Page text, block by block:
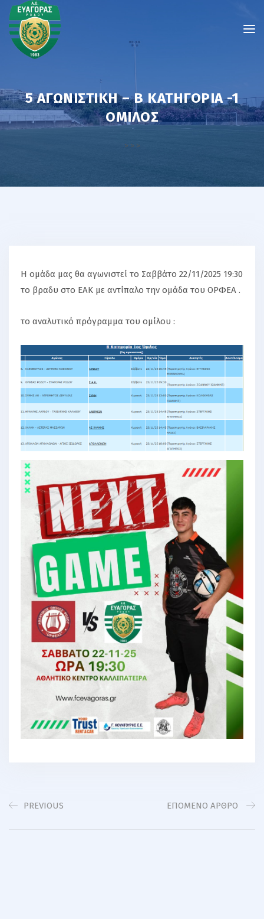
5 ΑΓΩΝΙΣΤΙΚΉ – Β ΚΑΤΗΓΟΡΙΑ -1
ΌΜΙΛΟΣ
> > >
Η ομάδα μας θα αγωνιστεί το Σαββάτο 22/11/2025 19:30
το βραδυ στο ΕΑΚ με αντίπαλο την ομάδα του ΟΡΦΕΑ .
το αναλυτικό πρόγραμμα του ομίλου :
PREVIOUS EΠΌΜΕΝΟ ΆΡΘΡΟ